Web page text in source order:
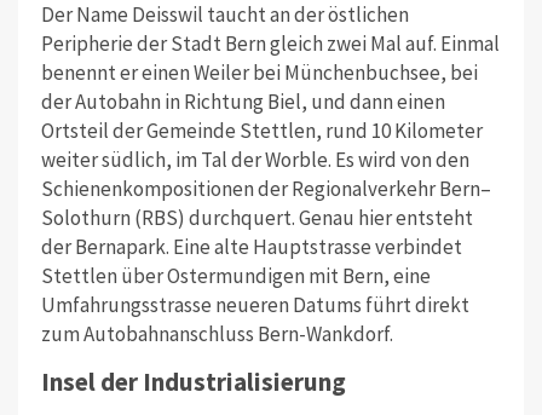
Der Name Deisswil taucht an der östlichen
Peripherie der Stadt Bern gleich zwei Mal auf. Einmal
benennt er einen Weiler bei Münchenbuchsee, bei
der Autobahn in Richtung Biel, und dann einen
Ortsteil der Gemeinde Stettlen, rund 10 Kilometer
weiter südlich, im Tal der Worble. Es wird von den
Schienenkompositionen der Regionalverkehr Bern–
Solothurn (RBS) durchquert. Genau hier entsteht
der Bernapark. Eine alte Hauptstrasse verbindet
Stettlen über Ostermundigen mit Bern, eine
Umfahrungsstrasse neueren Datums führt direkt
zum Autobahnanschluss Bern-Wankdorf.
Insel der Industrialisierung